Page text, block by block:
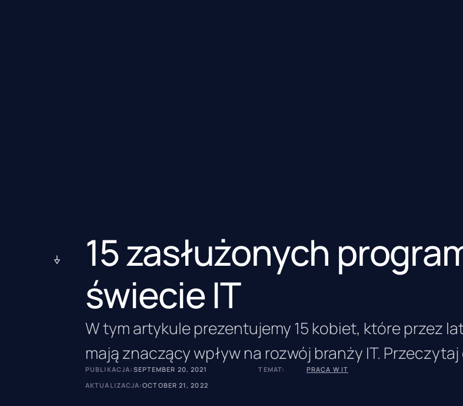
15 zasłużonych
świecie IT
W tym artykule prezentujemy 15 kobiet, które przez
mają znaczący wpływ na rozwój branży IT.
PUBLIKACJA: SEPTEMBER 20, 2021
AKTUALIZACJA:OCTOBER 21, 2022
TEMAT: PRACA W IT